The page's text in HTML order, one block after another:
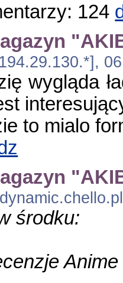
124
wygląda
to mialo
środku: